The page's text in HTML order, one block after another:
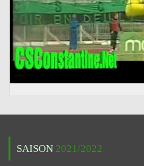
SAISON 2021/2022